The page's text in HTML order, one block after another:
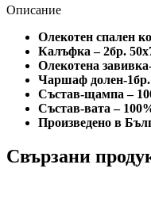
Описание
Олекотен спален
Калъфка – 2бр.
Олекотена
Чаршаф долен-1бр.
Състав-щампа –
Състав-вата –
Произведено в
Свързани